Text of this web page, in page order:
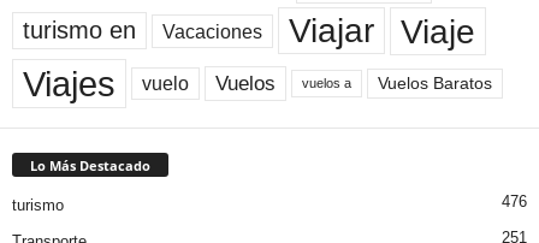
turismo en Vacaciones Viajar Viaje
Viajes vuelo Vuelos vuelos a Vuelos Baratos
Lo Más Destacado
turismo 476
251